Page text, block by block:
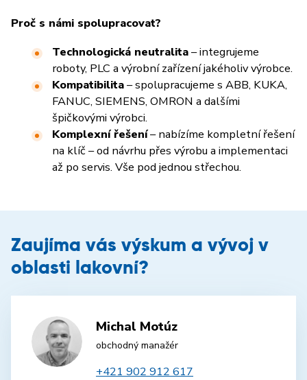
Proč s námi spolupracovat?
Technologická neutralita– integrujeme
roboty, PLC a výrobní zařízení jakéholiv výrobce.
Kompatibilita– spolupracujeme s ABB, KUKA,
FANUC, SIEMENS, OMRON a dalšími
špičkovými výrobci.
Komplexní řešení– nabízíme kompletní řešení
na klíč – od návrhu přes výrobu a implementaci
až po servis. Vše pod jednou střechou.
Zaujíma vás výskum a vývoj v
oblasti lakovní?
Michal Motúz
obchodný manažér
+421 902 912 617